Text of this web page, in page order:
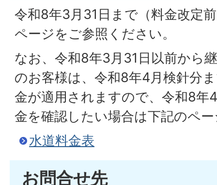
令和8年3月31日まで（料金改定
ページをご参照ください。
なお、令和8年3月31日以前から
のお客様は、令和8年4月検針分
金が適用されますので、令和8年
金を確認したい場合は下記のペ
水道料金表
お問合せ先